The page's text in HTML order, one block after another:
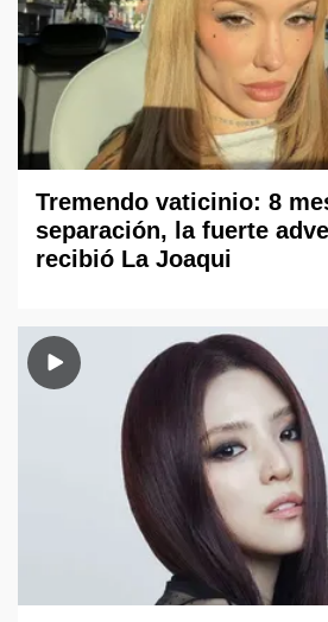
Tremendo vaticinio: 8
separación, la fuerte
recibió La Joaqui